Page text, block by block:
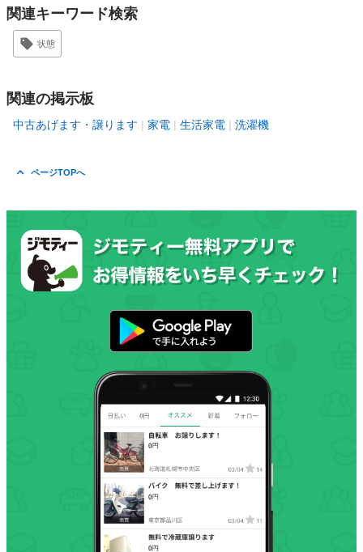
関連キーワード検索
状態
関連の掲示板
中古あげます・譲ります 家電 生活家電 洗濯機
ページTOPへ